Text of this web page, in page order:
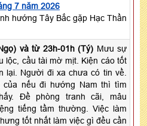
7 năm 2026
hướng Tây Bắc gặp Hạc Thần
và từ 23h-01h (Tý) Mưu sự
lộc, cầu tài mờ mịt. Kiện cáo tốt
lại. Người đi xa chưa có tin về.
của nếu đi hướng Nam thì tìm
Đề phòng tranh cãi, mâu
tiếng tầm thường. Việc làm
tốt nhất làm việc gì đều cần